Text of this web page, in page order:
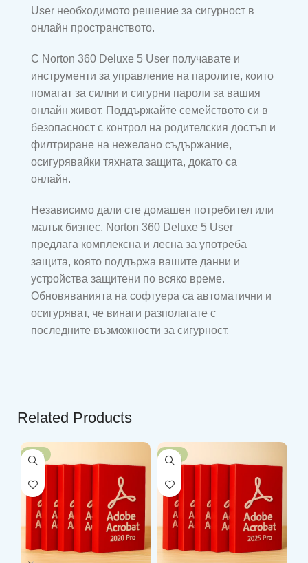
User необходимото решение за сигурност в
онлайн пространството.
С Norton 360 Deluxe 5 User получавате и
инструменти за управление на паролите, които
помагат за силни и сигурни пароли за вашия
онлайн живот. Поддържайте семейството си в
безопасност с контрол на родителския достъп и
филтриране на нежелано съдържание,
осигурявайки тяхната защита, докато са
онлайн.
Независимо дали сте домашен потребител или
малък бизнес, Norton 360 Deluxe 5 User
предлага комплексна и лесна за употреба
защита, която поддържа вашите данни и
устройства защитени по всяко време.
Обновяванията на софтуера са автоматични и
осигуряват, че винаги разполагате с
последните възможности за сигурност.
Related Products
-38% -23%